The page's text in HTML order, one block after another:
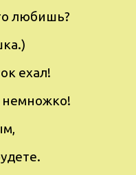
любишь?
eхал!